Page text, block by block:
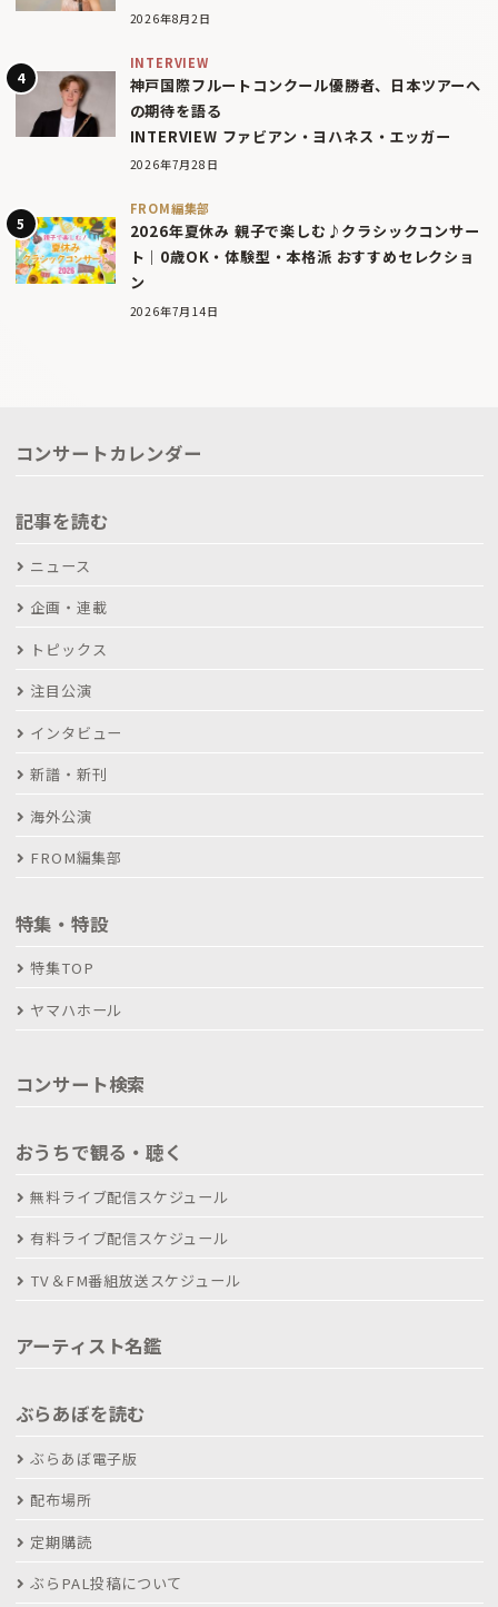
2026年8月2日
INTERVIEW
神戸国際フルートコンクール優勝者、日本ツアーへ
の期待を語る
INTERVIEW ファビアン・ヨハネス・エッガー
2026年7月28日
FROM編集部
2026年夏休み 親子で楽しむ♪クラシックコンサー
ト｜0歳OK・体験型・本格派 おすすめセレクショ
ン
2026年7月14日
コンサートカレンダー
記事を読む
ニュース
企画・連載
トピックス
注目公演
インタビュー
新譜・新刊
海外公演
FROM編集部
特集・特設
特集TOP
ヤマハホール
コンサート検索
おうちで観る・聴く
無料ライブ配信スケジュール
有料ライブ配信スケジュール
TV＆FM番組放送スケジュール
アーティスト名鑑
ぶらあぼを読む
ぶらあぼ電子版
配布場所
定期購読
ぶらPAL投稿について